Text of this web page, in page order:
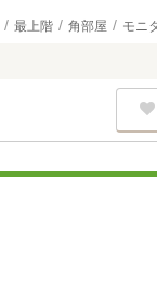
最上階 角部屋 モニ